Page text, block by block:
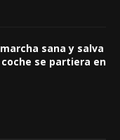
sana y salva
se partiera en